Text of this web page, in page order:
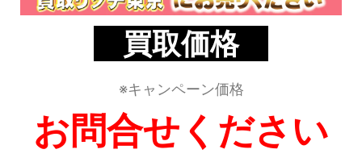
買取価格
※キャンペーン価格
お問合せください